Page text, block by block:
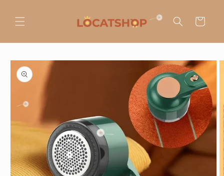
al contenido
Carrito
directamente
a la
información